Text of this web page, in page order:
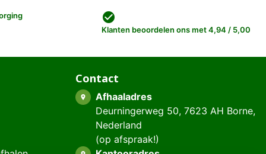
check_circle
Klanten beoordelen ons met 4,94 / 5,00
Contact
place
Afhaaladres
Deurningerweg 50, 7623 AH Borne,
Nederland
(op afspraak!)